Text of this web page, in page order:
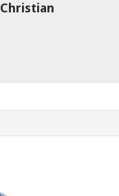
Christian